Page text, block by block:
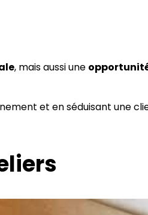
, mais aussi une
et en séduisant une